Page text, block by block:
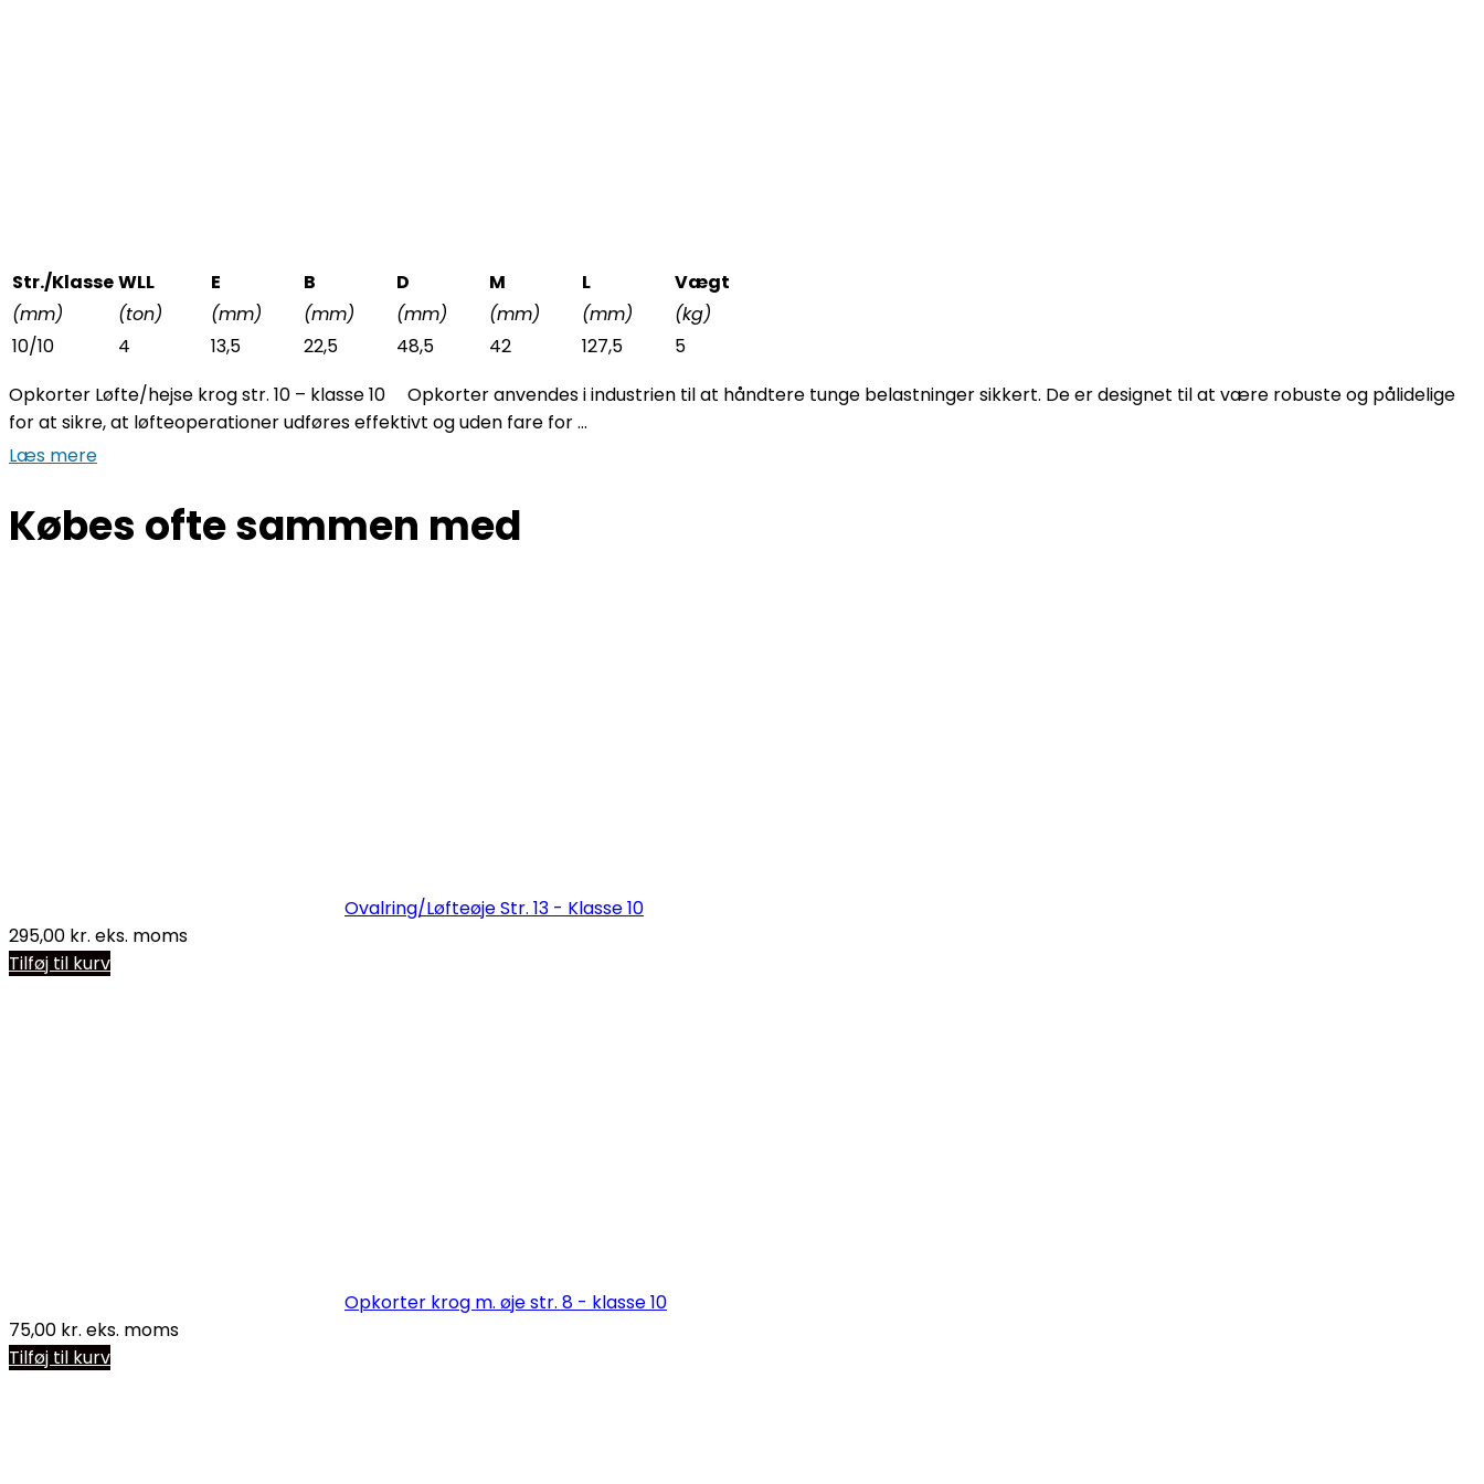
Str./KlasseWLL E B D M L
Vægt
(mm)
(ton) (mm) (mm) (mm) (mm) (mm)
(kg)
10/10
4 13,5 22,5 48,5 42 127,5
5
Opkorter Løfte/hejse krog str. 10 – klasse 10 Opkorter anvendes i industrien til at håndtere tunge belastninger sikkert. De er designet til at være robuste og pålidelige
for at sikre, at løfteoperationer udføres effektivt og uden fare for ...
Læs mere
Købes ofte sammen med
Ovalring/Løfteøje Str. 13 - Klasse 10
295,00 kr. eks. moms
Tilføj til kurv
Opkorter krog m. øje str. 8 - klasse 10
75,00 kr. eks. moms
Tilføj til kurv